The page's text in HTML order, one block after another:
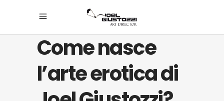
Come nasce
l’arte erotica di